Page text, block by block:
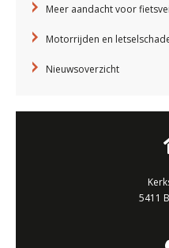
Meer aandacht voor
Motorrijden en
Nieuwsoverzicht
5411